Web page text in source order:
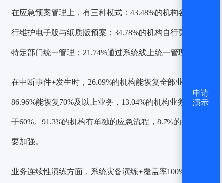
在应急预案管理上，有三种模式：43.48%的机构各部门自
行维护电子版与纸质版预案；34.78%的机构自行更新并由
特定部门统一管理；21.74%通过系统线上统一管理。
在中断事件 发生时，26.09%的机构能恢复全部业务，
86.96%能恢复70%及以上业务，13.04%的机构业务恢复低
于60%。91.3%的机构有单独的应急流程，8.7%的机构需
要加强。
业务连续性演练方面，系统灾备演练 覆盖率100%，
申请
演示